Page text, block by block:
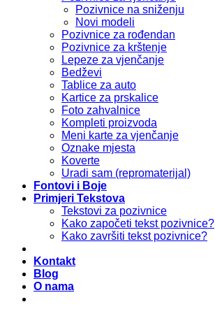
Pozivnice na sniženju
Novi modeli
Pozivnice za rođendan
Pozivnice za krštenje
Lepeze za vjenčanje
Bedževi
Tablice za auto
Kartice za prskalice
Foto zahvalnice
Kompleti proizvoda
Meni karte za vjenčanje
Oznake mjesta
Koverte
Uradi sam (repromaterijal)
Fontovi i Boje
Primjeri Tekstova
Tekstovi za pozivnice
Kako započeti tekst pozivnice?
Kako završiti tekst pozivnice?
Kontakt
Blog
O nama